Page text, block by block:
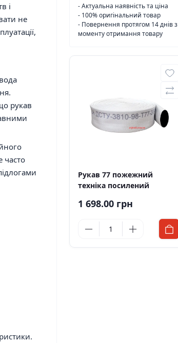
і
не
рукав
часто
- Актуальна наявність та ціна
- 100% оригінальний товар
- Повернення протягом 14 днів з
моменту отримання товару
Рукав 77 пожежний
техніка посилений
1 698.00 грн